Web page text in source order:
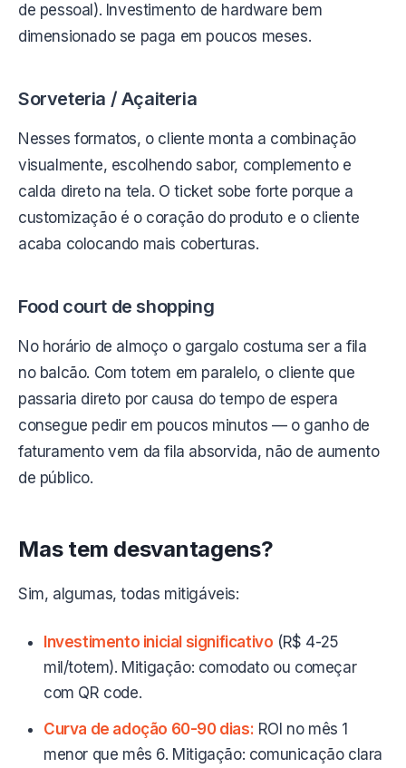
de pessoal). Investimento de hardware bem
dimensionado se paga em poucos meses.
Sorveteria / Açaiteria
Nesses formatos, o cliente monta a combinação
visualmente, escolhendo sabor, complemento e
calda direto na tela. O ticket sobe forte porque a
customização é o coração do produto e o cliente
acaba colocando mais coberturas.
Food court de shopping
No horário de almoço o gargalo costuma ser a fila
no balcão. Com totem em paralelo, o cliente que
passaria direto por causa do tempo de espera
consegue pedir em poucos minutos — o ganho de
faturamento vem da fila absorvida, não de aumento
de público.
Mas tem desvantagens?
Sim, algumas, todas mitigáveis:
Investimento inicial significativo (R$ 4-25
mil/totem). Mitigação: comodato ou começar
com QR code.
Curva de adoção 60-90 dias: ROI no mês 1
menor que mês 6. Mitigação: comunicação clara